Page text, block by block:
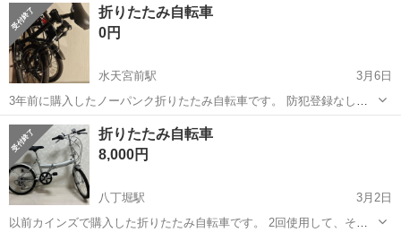
折りたたみ自転車
0円
水天宮前駅
3月6日
3年前に購入したノーパンク折りたたみ自転車です。 防犯登録なしで
す。
東京 中央区 水天宮前駅 折りたたみ自転車
折りたたみ自転車
8,000円
八丁堀駅
3月2日
以前カインズで購入した折りたたみ自転車です。 2回使用して、その